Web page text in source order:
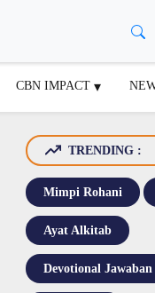
CBN IMPACT
TRENDING :
Mimpi Rohani
Ayat Alkitab
Devotional Jawaban